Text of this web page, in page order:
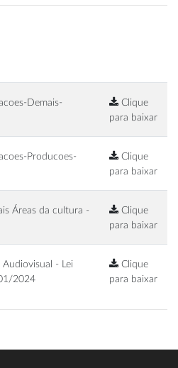
Demais-
Clique
para baixar
Producoes-
Clique
para baixar
Áreas da cultura -
Clique
para baixar
- Lei
2024
Clique
para baixar